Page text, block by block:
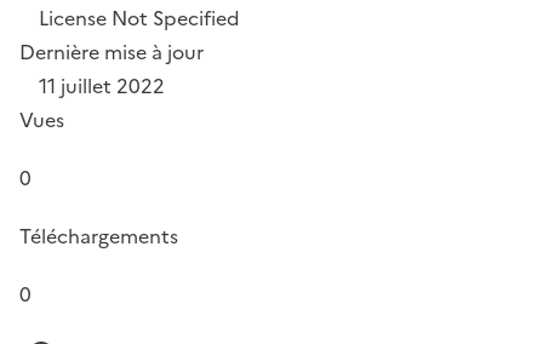
License Not Specified
Dernière mise à jour
11 juillet 2022
Vues
0
Téléchargements
0